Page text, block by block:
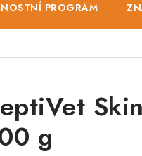
PROGRAM
g